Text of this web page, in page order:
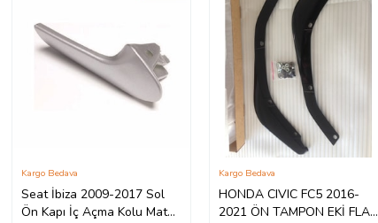
Seat İbiza 2009-2017 Sol
Ön Kapı İç Açma Kolu Mat
Kargo Bedava
HONDA CIVIC FC5 2016-
2021 ÖN TAMPON EKİ FLAP
Kargo Bedava